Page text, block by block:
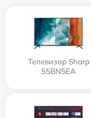
Телевизор Sharp
55BN5EA